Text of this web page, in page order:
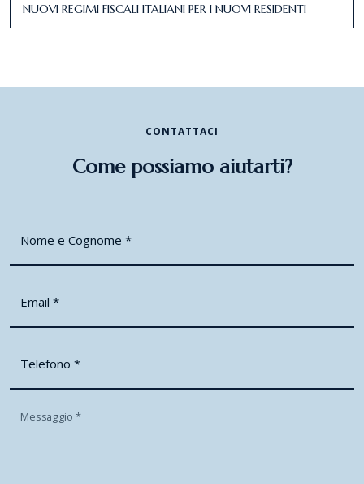
NUOVI REGIMI FISCALI ITALIANI PER I NUOVI RESIDENTI
CONTATTACI
Come possiamo aiutarti?
Nome e Cognome *
Email *
Telefono *
Messaggio*